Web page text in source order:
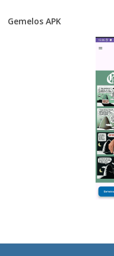
Gemelos APK